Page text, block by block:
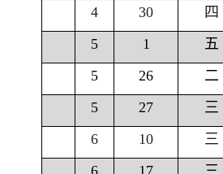
4
30 四
5
1 五
5
26 二
5
27 三
6
10 三
6
17 三